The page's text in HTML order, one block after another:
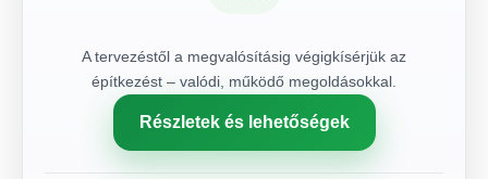
A tervezéstől a megvalósításig végigkísérjük az
építkezést – valódi, működő megoldásokkal.
Részletek és lehetőségek